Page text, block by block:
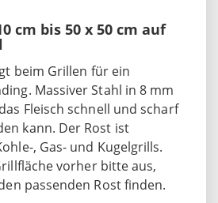
cm bis 50 x 50 cm auf
beim Grillen für ein
Massiver Stahl in 8 mm
Fleisch schnell und scharf
kann. Der Rost ist
, Gas- und Kugelgrills.
vorher bitte aus,
passenden Rost finden.